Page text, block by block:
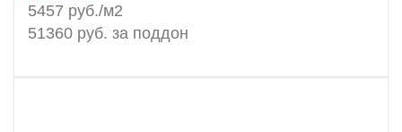
5457 руб./м2
51360 руб. за поддон